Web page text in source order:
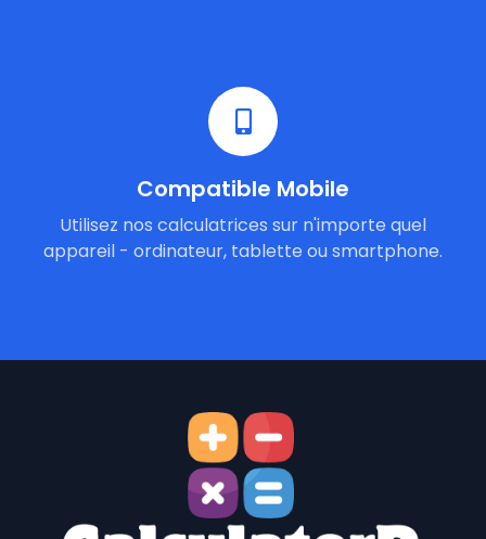
Compatible Mobile
Utilisez nos calculatrices sur n'importe quel
appareil - ordinateur, tablette ou smartphone.